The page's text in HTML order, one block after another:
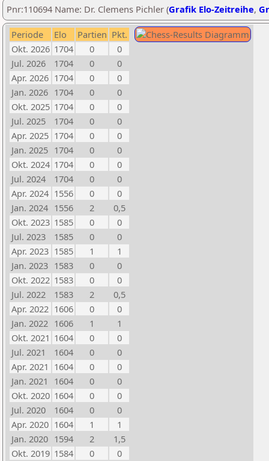
Pnr:110694 Name: Dr. Clemens Pichler (Grafik Elo-Zeitreihe,
Periode Elo Partien Pkt.
Okt. 2026 1704 0
0
Jul. 2026
1704 0
0
Apr. 2026 1704 0
0
Jan. 2026 1704 0
0
Okt. 2025 1704 0
0
Jul. 2025
1704 0
0
Apr. 2025 1704 0
0
Jan. 2025 1704 0
0
Okt. 2024 1704 0
0
Jul. 2024
1704 0
0
Apr. 2024 1556 0
0
Jan. 2024 1556 2
0,5
Okt. 2023 1585 0
0
Jul. 2023
1585 0
0
Apr. 2023 1585 1
1
Jan. 2023 1583 0
0
Okt. 2022 1583 0
0
Jul. 2022
1583 2
0,5
Apr. 2022 1606 0
0
Jan. 2022 1606 1
1
Okt. 2021 1604 0
0
Jul. 2021
1604 0
0
Apr. 2021 1604 0
0
Jan. 2021
1604 0
0
Okt. 2020 1604 0
0
Jul. 2020
1604 0
0
Apr. 2020 1604 1
1
Jan. 2020 1594 2
1,5
Okt. 2019 1584 0
0